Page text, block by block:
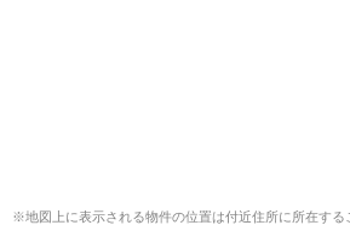
※地図上に表示される物件の位置は付近住所に所在する